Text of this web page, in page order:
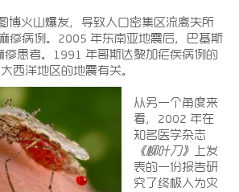
博火山爆发，导致人口密集区流离失所
疹病例。2005 年东南亚地震后，巴基斯
患者。1991 年哥斯达黎加疟疾病例的
西洋地区的地震有关。
从另一个角度来
看，2002 年在
知名医学杂志
《柳叶刀》
上发
表的一份报告研
究了终极人为灾